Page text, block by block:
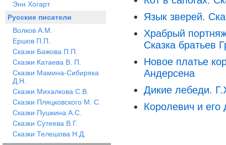
Энн Хогарт
Русские писатели
Волков А.М.
Ершов П.П.
Сказки Бажова П.П.
Сказки Катаева В. П.
Сказки Мамина-Сибиряка
Д.Н.
Сказки Михалкова С.В.
Сказки Пляцковского М. С.
Сказки Пушкина А.С.
Сказки Сутеева В.Г.
Сказки Телешова Н.Д.
Язык зверей.
Храбрый
Сказка братьев
Новое платье
Андерсена
Дикие лебеди.
Королевич и его